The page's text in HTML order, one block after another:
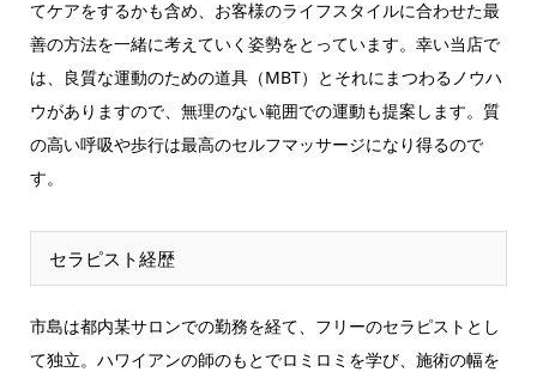
てケアをするかも含め、お客様のライフスタイルに合わせた最
善の方法を一緒に考えていく姿勢をとっています。幸い当店で
は、良質な運動のための道具（MBT）とそれにまつわるノウハ
ウがありますので、無理のない範囲での運動も提案します。質
の高い呼吸や歩行は最高のセルフマッサージになり得るので
す。
セラピスト経歴
市島は都内某サロンでの勤務を経て、フリーのセラピストとし
て独立。ハワイアンの師のもとでロミロミを学び、施術の幅を